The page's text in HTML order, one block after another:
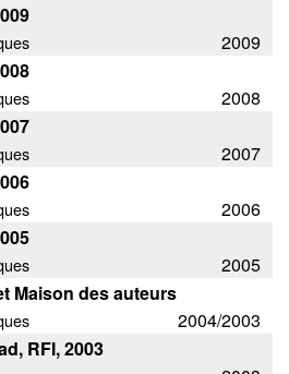
2009
2008
2007
2006
2005
Maison des auteurs
2004/2003
RFI, 2003